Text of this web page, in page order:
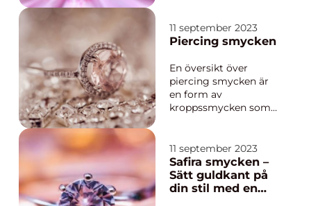
hantverk. Denna
artikel kommer att ge
av Georg Jensen
smycken, titta på
sortimentet av
smycken, presentera
11 september 2023
Piercing smycken
En översikt över
piercing smycken är
en form av
kroppssmycken som
delar av kroppen. Det
är en populär trend
som har funnits i
tusentals år och har
11 september 2023
Safira smycken –
Sätt guldkant på
din stil med en